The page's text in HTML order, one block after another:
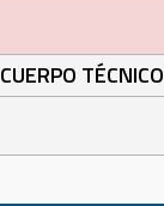
CUERPO TÉCNICO